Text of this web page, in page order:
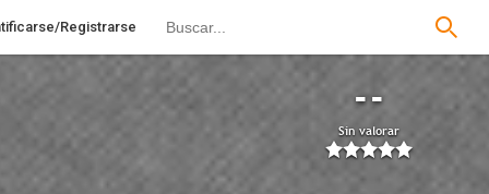
Registrarse
--
Sin valorar